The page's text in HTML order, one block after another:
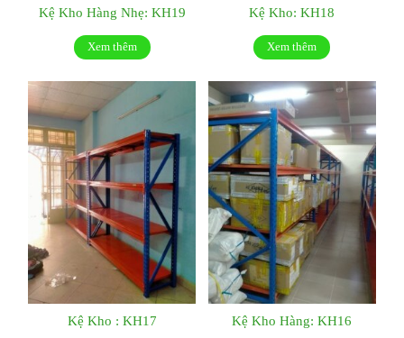
Kệ Kho Hàng Nhẹ: KH19
Xem thêm
Kệ Kho: KH18
Xem thêm
Kệ Kho : KH17 Kệ Kho Hàng: KH16